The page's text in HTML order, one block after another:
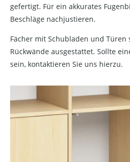
gefertigt. Für ein akkurates
Beschläge nachjustieren.
Fächer mit Schubladen und
Rückwände ausgestattet. Sollte
sein, kontaktieren Sie uns hierzu.